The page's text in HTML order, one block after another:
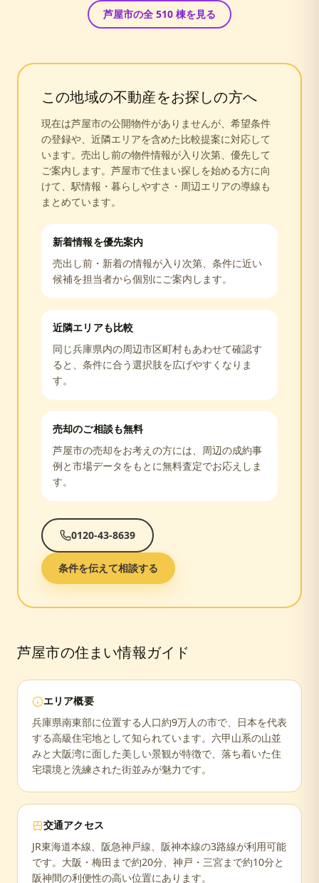
芦屋市の全 510 棟を見る
この地域の不動産をお探しの方へ
現在は芦屋市の公開物件がありませんが、希望条件
の登録や、近隣エリアを含めた比較提案に対応して
います。売出し前の物件情報が入り次第、優先して
ご案内します。 芦屋市で住まい探しを始める方に向
けて、駅情報・暮らしやすさ・周辺エリアの導線も
まとめています。
新着情報を優先案内
売出し前・新着の情報が入り次第、条件に近い
候補を担当者から個別にご案内します。
近隣エリアも比較
同じ兵庫県内の周辺市区町村もあわせて確認す
ると、条件に合う選択肢を広げやすくなりま
す。
売却のご相談も無料
芦屋市の売却をお考えの方には、周辺の成約事
例と市場データをもとに無料査定でお応えしま
す。
0120-43-8639
条件を伝えて相談する
芦屋市の住まい情報ガイド
エリア概要
兵庫県南東部に位置する人口約9万人の市で、日本を代表
する高級住宅地として知られています。六甲山系の山並
みと大阪湾に面した美しい景観が特徴で、落ち着いた住
宅環境と洗練された街並みが魅力です。
交通アクセス
JR東海道本線、阪急神戸線、阪神本線の3路線が利用可能
です。大阪・梅田まで約20分、神戸・三宮まで約10分と
阪神間の利便性の高い位置にあります。